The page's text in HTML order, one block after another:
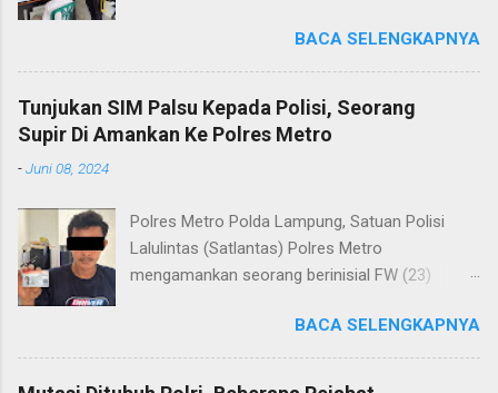
terkait layanan pengaduan, pelayanan SKCK dan
pelayanan Identifikasi sidik jari secara terpadu
kepada masyarakat. Senin (06/01/2025) Dalam
mewujudkan pelayanan prima kepolisian, SPKT
Heri Sulistyo Nugroho S.IK, M.IK mengatakan
“SPKT Polres Metro akan terus berusaha
memberikan pelayanan yang terbaik kepada
kepolisian, baik informasi maupun pelayanan
lainnya.” “SPKT adalah pusat jaringan dari
BACA SELENGKAPNYA
Tunjukan SIM Palsu Kepada Polisi, Seorang
Supir Di Amankan Ke Polres Metro
-Juni 08, 2024
Polres Metro Polda Lampung, Satuan Polisi
Lalulintas (Satlantas) Polres Metro
mengamankan seorang berinisial FW (23)
Truk pelanggar lalulintas dan menggunakan
Surat Izin Mengemudi (SIM) kategori BII Umum
yang diduga palsu. Kapolres Metro AKBP Heri
BACA SELENGKAPNYA